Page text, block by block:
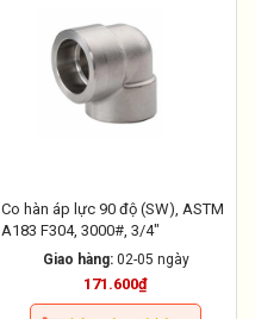
Co hàn áp lực 90 độ (SW), ASTM
A183 F304, 3000#, 3/4"
Giao hàng: 02-05 ngày
171.600₫